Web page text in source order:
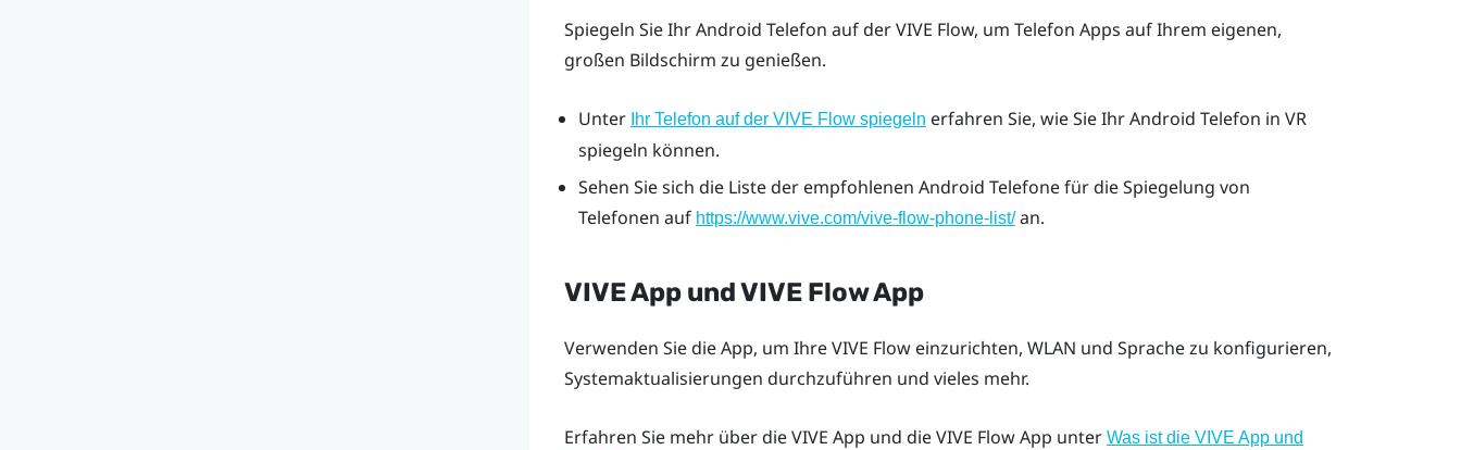
Spiegeln Sie IhrAndroid Telefon auf derVIVE Flow, um Telefon Apps auf Ihrem eigenen,
großen Bildschirm zu genießen.
Unter Ihr Telefon auf der VIVE Flow spiegeln erfahren Sie, wie Sie IhrAndroid Telefon in VR
spiegeln können.
Sehen Sie sich die Liste der empfohlenen Android Telefone für die Spiegelung von
Telefonen auf https://www.vive.com/vive-flow-phone-list/an.
VIVE AppundVIVE Flow App
Verwenden Sie die App, um IhreVIVE Floweinzurichten, WLAN und Sprache zu konfigurieren,
Systemaktualisierungen durchzuführen und vieles mehr.
Erfahren Sie mehr über dieVIVE App und dieVIVE Flow App unter Was ist die VIVE App und